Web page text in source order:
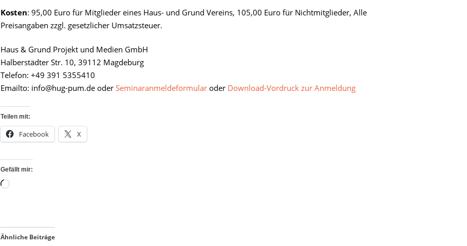
Kosten: 95,00 Euro für Mitglieder eines Haus- und Grund Vereins, 105,00 Euro für Nichtmitglieder, Alle
Preisangaben zzgl. gesetzlicher Umsatzsteuer.
Haus & Grund Projekt und Medien GmbH
Halberstädter Str. 10, 39112 Magdeburg
Telefon: +49 391 5355410
Emailto: info@hug-pum.de oder Seminaranmeldeformular oder Download-Vordruck zur Anmeldung
Teilen mit:
Facebook X
Gefällt mir:
Wird
Ähnliche Beiträge